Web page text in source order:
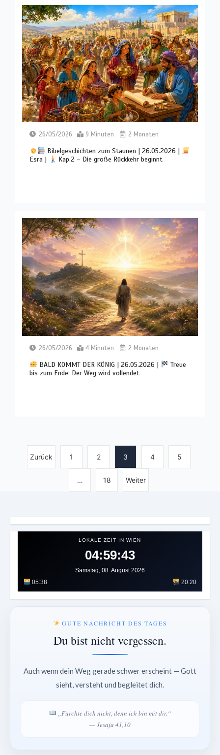
26/05/2026 9 Minuten 2 Monaten
Bibelgeschichten zum Staunen | 26.05.2026 |
Esra |
Kap.2 – Die große Rückkehr beginnt
26/05/2026 4 Minuten 2 Monaten
BALD KOMMT DER KÖNIG | 26.05.2026 |
Treue
bis zum Ende: Der Weg wird vollendet
Zurück 1 2 3 4 5
… 18 Weiter
LOKALE ZEIT IN WIEN
04:59:46
Samstag, 08. August 2026
05:38
20:20
GUTE NACHRICHT DES TAGES
Du bist nicht vergessen.
Auch wenn dein Weg gerade schwer erscheint — Gott
sieht, versteht und begleitet dich.
„Fürchte dich nicht, denn ich bin mit dir.“
— Jesaja 41,10